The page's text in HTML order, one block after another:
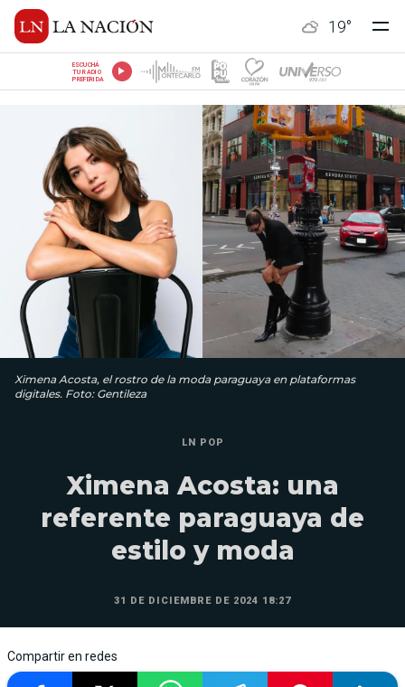
19°
ESCUCHÁ
TU RADIO
PREFERIDA
Ximena Acosta, el rostro de la moda paraguaya en plataformas
digitales. Foto: Gentileza
LN POP
Ximena Acosta: una
referente paraguaya de
estilo y moda
31 DE DICIEMBRE DE 2024 18:27
Compartir en redes